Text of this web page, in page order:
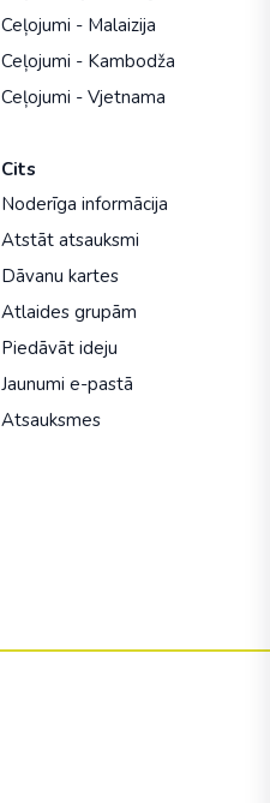
Ceļojumi - Malaizija
Ceļojumi - Kambodža
Ceļojumi - Vjetnama
Cits
Noderīga informācija
Atstāt atsauksmi
Dāvanu kartes
Atlaides grupām
Piedāvāt ideju
Jaunumi e-pastā
Atsauksmes